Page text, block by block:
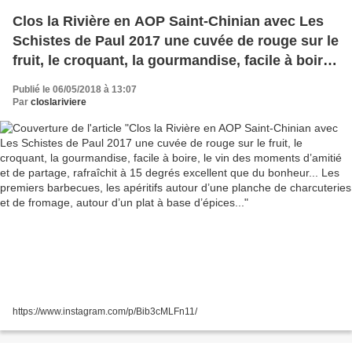
Clos la Rivière en AOP Saint-Chinian avec Les
Schistes de Paul 2017 une cuvée de rouge sur le
fruit, le croquant, la gourmandise, facile à boire,
rafraîchit à 15 degrés excellent que du
autour d’une planche de charcuteries et de
fromage, autour d’un plat à base d’épices...
Publié le 06/05/2018 à 13:07
Par closlariviere
https://www.instagram.com/p/Bib3cMLFn11/